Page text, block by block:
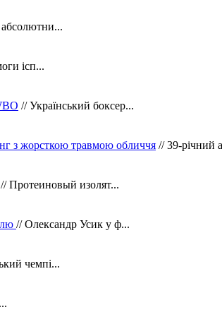
ісп...
// Український боксер...
з жорсткою травмою обличчя // 39-річний
// Протеиновый изолят...
// Олександр Усик у ф...
чемпі...